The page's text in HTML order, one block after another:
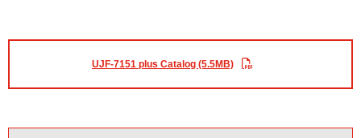
UJF-7151 plus Catalog (5.5MB)